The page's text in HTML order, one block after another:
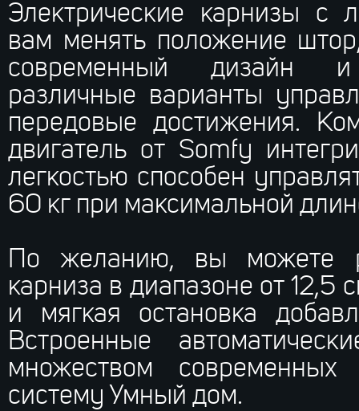
Электрические карнизы с
вам менять положение
современный дизайн и
различные варианты
передовые достижения.
двигатель от Somfy
легкостью способен
60 кг при максимальной
По желанию, вы можете
карниза в диапазоне от
и мягкая остановка
Встроенные
множеством
систему Умный дом.